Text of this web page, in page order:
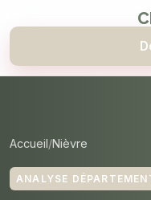
Accueil Nièvre
ANALYSE